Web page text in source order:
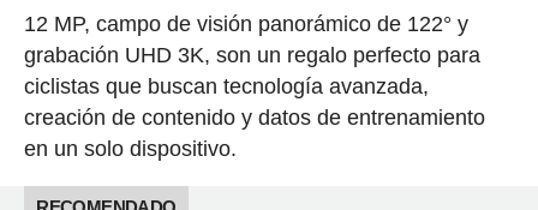
12 MP, campo de visión panorámico de 122° y
grabación UHD 3K, son un regalo perfecto para
ciclistas que buscan tecnología avanzada,
creación de contenido y datos de entrenamiento
en un solo dispositivo.